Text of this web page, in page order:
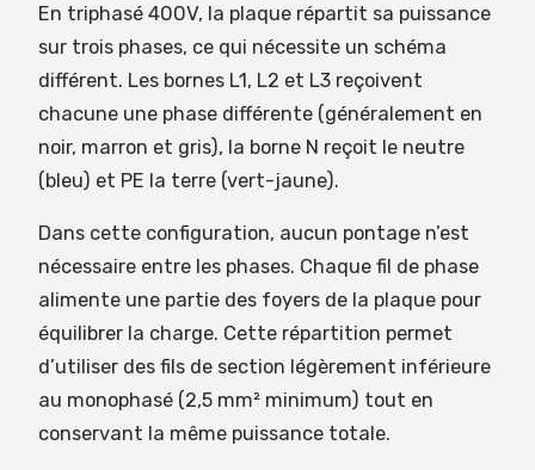
En triphasé 400V, la plaque répartit sa puissance
sur trois phases, ce qui nécessite un schéma
différent. Les bornes L1, L2 et L3 reçoivent
chacune une phase différente (généralement en
noir, marron et gris), la borne N reçoit le neutre
(bleu) et PE la terre (vert-jaune).
Dans cette configuration, aucun pontage n’est
nécessaire entre les phases. Chaque fil de phase
alimente une partie des foyers de la plaque pour
équilibrer la charge. Cette répartition permet
d’utiliser des fils de section légèrement inférieure
au monophasé (2,5 mm² minimum) tout en
conservant la même puissance totale.